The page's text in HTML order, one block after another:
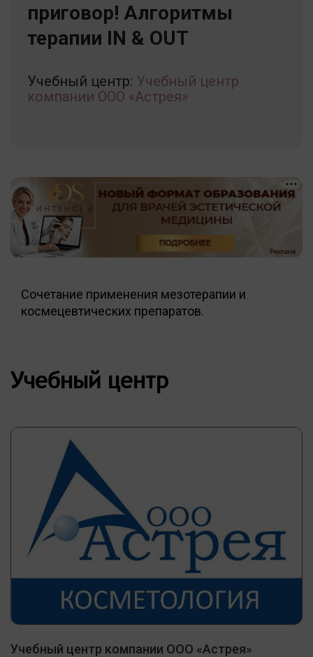
приговор! Алгоритмы
терапии IN & OUT
Учебный центр: Учебный центр
компании ООО «Астрея»
Сочетание применения мезотерапии и
космецевтических препаратов.
Учебный центр
Учебный центр компании ООО «Астрея»